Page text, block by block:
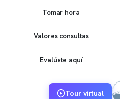
Tomar hora
Valores consultas
Evalúate aquí
Tour virtual